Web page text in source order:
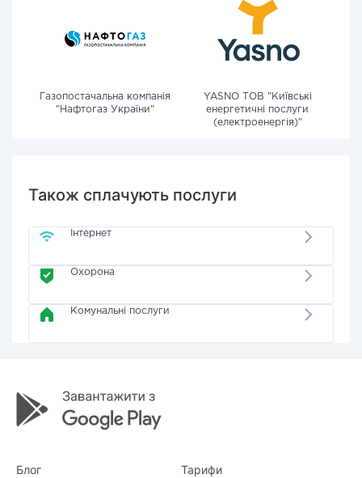
Газопостачальна компанія
"Нафтогаз України"
YASNO ТОВ "Київські
енергетичні послуги
(електроенергія)"
Також сплачують послуги
Інтернет
Охорона
Комунальні послуги
Блог Тарифи